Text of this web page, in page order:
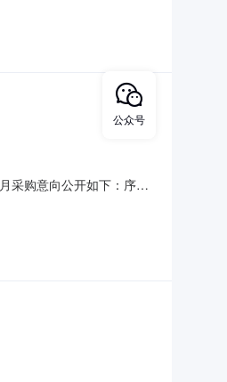
；
采购意向公开如下：序号
个；方牌材
公众号